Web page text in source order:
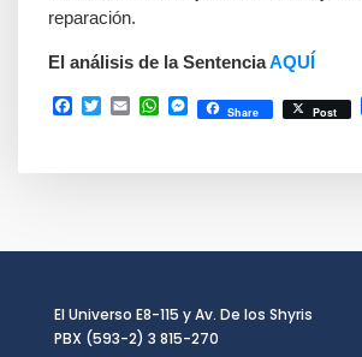
reparación.
El análisis de la SentenciaAQUÍ
Facebook
TwitterEmailWhatsApp
Messenger
Share Post
El Universo E8-115 y Av. De los Shyris
PBX (593-2) 3 815-270